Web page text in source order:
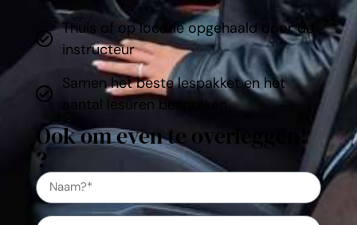
Thuis of op locatie opgehaald door de
instructeur
Samen het beste lespakket en het
aantal lesuren bespreken
Ook om even te overleggen!
?